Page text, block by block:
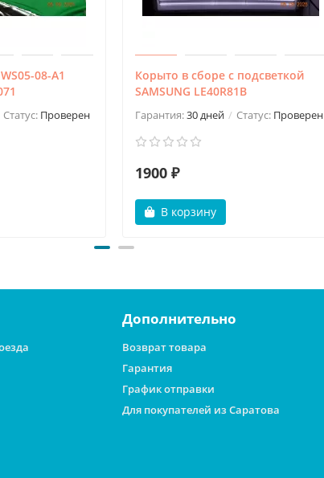
08-A1
Статус: Проверен
Корыто в сборе с подсветкой
SAMSUNG LE40R81B
Гарантия:30 дней Статус: Проверен
1900 ₽
В корзину
Дополнительно
Возврат товара
Гарантия
График отправки
Для покупателей из Саратова